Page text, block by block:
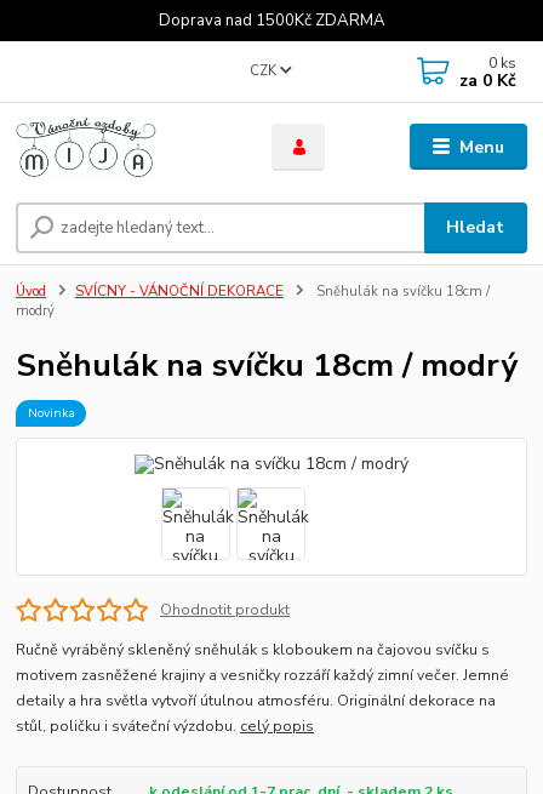
Doprava nad 1500Kč ZDARMA
Menu
CZK
Hledat
0 ks
za 0 Kč
Úvod SVÍCNY - VÁNOČNÍ DEKORACE
Sněhulák na svíčku 18cm /
modrý
Sněhulák na svíčku 18cm / modrý
Novinka
Ohodnotit produkt
Ručně vyráběný skleněný sněhulák s kloboukem na čajovou svíčku s
motivem zasněžené krajiny a vesničky rozzáří každý zimní večer. Jemné
detaily a hra světla vytvoří útulnou atmosféru. Originální dekorace na
stůl, poličku i sváteční výzdobu. celý popis